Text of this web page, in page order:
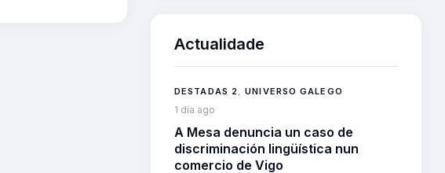
Actualidade
DESTADAS 2 ,UNIVERSO GALEGO
1 día ago
A Mesa denuncia un caso de
discriminación lingüística nun
comercio de Vigo